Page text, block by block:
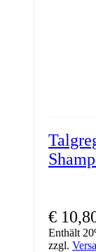
€
Enthält
zzgl.